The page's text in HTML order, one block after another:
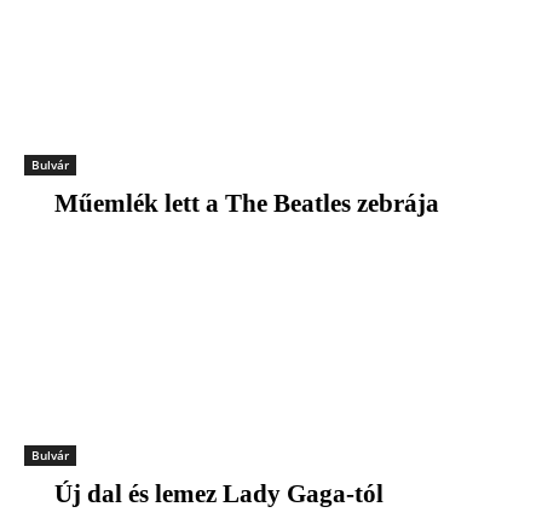
Bulvár
Műemlék lett a The Beatles zebrája
Bulvár
Új dal és lemez Lady Gaga-tól